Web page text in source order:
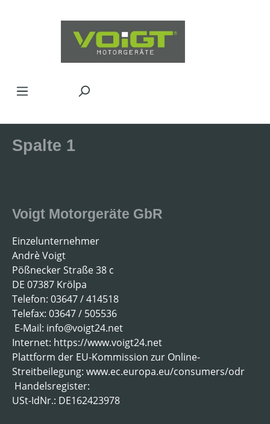
Spalte 1
Voigt Motorgeräte GbR
Einzelunternehmer
Andrè Voigt
Pößnecker Straße 38 c
DE 07387 Krölpa
Telefon: 03647 / 414518
Telefax: 03647 / 505536
E-Mail: info@voigt24.net
Internet: https://www.voigt24.net
Plattform der EU-Kommission zur Online-
Streitbeilegung: www.ec.europa.eu/consumers/odr
Handelsregister:
USt-IdNr.: DE162423978